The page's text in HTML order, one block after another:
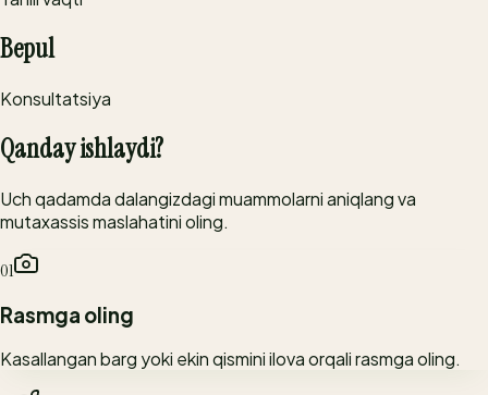
Bepul
Konsultatsiya
Qanday ishlaydi?
Uch qadamda dalangizdagi muammolarni aniqlang va
mutaxassis maslahatini oling.
01
Rasmga oling
Kasallangan barg yoki ekin qismini ilova orqali rasmga oling.